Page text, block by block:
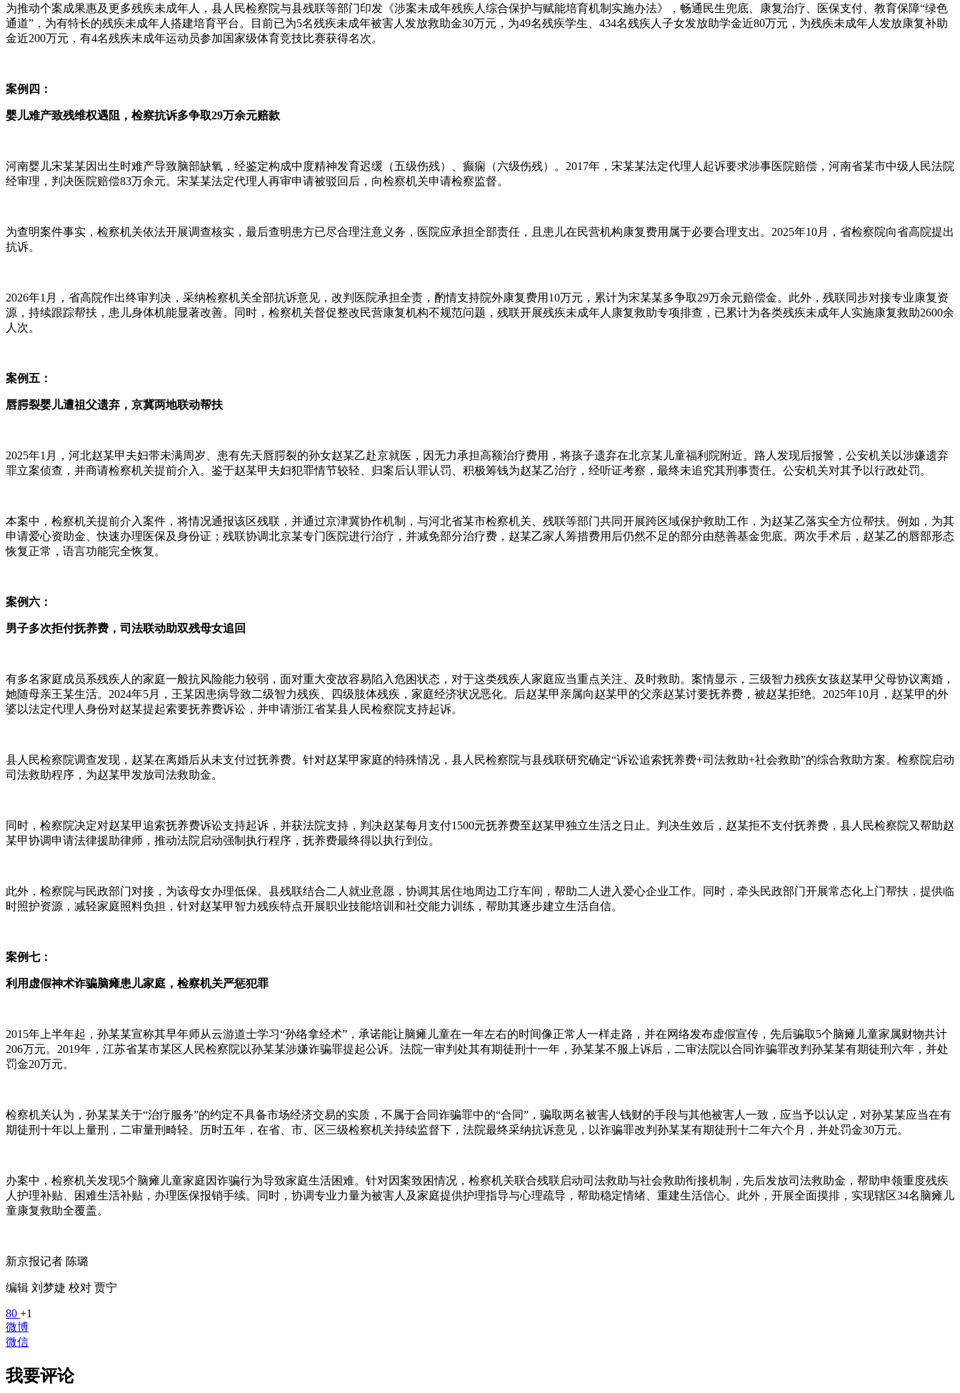
为推动个案成果惠及更多残疾未成年人，县人民检察院与县残联等部门印发《涉案未成年残疾人综合保护与赋能培育机制实施办法》，畅通民生兜底、康复治疗、医保支付、教育保障“绿色
通道”，为有特长的残疾未成年人搭建培育平台。目前已为5名残疾未成年被害人发放救助金30万元，为49名残疾学生、434名残疾人子女发放助学金近80万元，为残疾未成年人发放康复补助
金近200万元，有4名残疾未成年运动员参加国家级体育竞技比赛获得名次。
案例四：
婴儿难产致残维权遇阻，检察抗诉多争取29万余元赔款
河南婴儿宋某某因出生时难产导致脑部缺氧，经鉴定构成中度精神发育迟缓（五级伤残）、癫痫（六级伤残）。2017年，宋某某法定代理人起诉要求涉事医院赔偿，河南省某市中级人民法院
经审理，判决医院赔偿83万余元。宋某某法定代理人再审申请被驳回后，向检察机关申请检察监督。
为查明案件事实，检察机关依法开展调查核实，最后查明患方已尽合理注意义务，医院应承担全部责任，且患儿在民营机构康复费用属于必要合理支出。2025年10月，省检察院向省高院提出
抗诉。
2026年1月，省高院作出终审判决，采纳检察机关全部抗诉意见，改判医院承担全责，酌情支持院外康复费用10万元，累计为宋某某多争取29万余元赔偿金。此外，残联同步对接专业康复资
源，持续跟踪帮扶，患儿身体机能显著改善。同时，检察机关督促整改民营康复机构不规范问题，残联开展残疾未成年人康复救助专项排查，已累计为各类残疾未成年人实施康复救助2600余
人次。
案例五：
唇腭裂婴儿遭祖父遗弃，京冀两地联动帮扶
2025年1月，河北赵某甲夫妇带未满周岁、患有先天唇腭裂的孙女赵某乙赴京就医，因无力承担高额治疗费用，将孩子遗弃在北京某儿童福利院附近。路人发现后报警，公安机关以涉嫌遗弃
罪立案侦查，并商请检察机关提前介入。鉴于赵某甲夫妇犯罪情节较轻、归案后认罪认罚、积极筹钱为赵某乙治疗，经听证考察，最终未追究其刑事责任。公安机关对其予以行政处罚。
本案中，检察机关提前介入案件，将情况通报该区残联，并通过京津冀协作机制，与河北省某市检察机关、残联等部门共同开展跨区域保护救助工作，为赵某乙落实全方位帮扶。例如，为其
申请爱心资助金、快速办理医保及身份证；残联协调北京某专门医院进行治疗，并减免部分治疗费，赵某乙家人筹措费用后仍然不足的部分由慈善基金兜底。两次手术后，赵某乙的唇部形态
恢复正常，语言功能完全恢复。
案例六：
男子多次拒付抚养费，司法联动助双残母女追回
有多名家庭成员系残疾人的家庭一般抗风险能力较弱，面对重大变故容易陷入危困状态，对于这类残疾人家庭应当重点关注、及时救助。案情显示，三级智力残疾女孩赵某甲父母协议离婚，
她随母亲王某生活。2024年5月，王某因患病导致二级智力残疾、四级肢体残疾，家庭经济状况恶化。后赵某甲亲属向赵某甲的父亲赵某讨要抚养费，被赵某拒绝。2025年10月，赵某甲的外
婆以法定代理人身份对赵某提起索要抚养费诉讼，并申请浙江省某县人民检察院支持起诉。
县人民检察院调查发现，赵某在离婚后从未支付过抚养费。针对赵某甲家庭的特殊情况，县人民检察院与县残联研究确定“诉讼追索抚养费+司法救助+社会救助”的综合救助方案。检察院启动
司法救助程序，为赵某甲发放司法救助金。
同时，检察院决定对赵某甲追索抚养费诉讼支持起诉，并获法院支持，判决赵某每月支付1500元抚养费至赵某甲独立生活之日止。判决生效后，赵某拒不支付抚养费，县人民检察院又帮助赵
某甲协调申请法律援助律师，推动法院启动强制执行程序，抚养费最终得以执行到位。
此外，检察院与民政部门对接，为该母女办理低保。县残联结合二人就业意愿，协调其居住地周边工疗车间，帮助二人进入爱心企业工作。同时，牵头民政部门开展常态化上门帮扶，提供临
时照护资源，减轻家庭照料负担，针对赵某甲智力残疾特点开展职业技能培训和社交能力训练，帮助其逐步建立生活自信。
案例七：
利用虚假神术诈骗脑瘫患儿家庭，检察机关严惩犯罪
2015年上半年起，孙某某宣称其早年师从云游道士学习“孙络拿经术”，承诺能让脑瘫儿童在一年左右的时间像正常人一样走路，并在网络发布虚假宣传，先后骗取5个脑瘫儿童家属财物共计
206万元。2019年，江苏省某市某区人民检察院以孙某某涉嫌诈骗罪提起公诉。法院一审判处其有期徒刑十一年，孙某某不服上诉后，二审法院以合同诈骗罪改判孙某某有期徒刑六年，并处
罚金20万元。
检察机关认为，孙某某关于“治疗服务”的约定不具备市场经济交易的实质，不属于合同诈骗罪中的“合同”，骗取两名被害人钱财的手段与其他被害人一致，应当予以认定，对孙某某应当在有
期徒刑十年以上量刑，二审量刑畸轻。历时五年，在省、市、区三级检察机关持续监督下，法院最终采纳抗诉意见，以诈骗罪改判孙某某有期徒刑十二年六个月，并处罚金30万元。
办案中，检察机关发现5个脑瘫儿童家庭因诈骗行为导致家庭生活困难。针对因案致困情况，检察机关联合残联启动司法救助与社会救助衔接机制，先后发放司法救助金，帮助申领重度残疾
人护理补贴、困难生活补贴，办理医保报销手续。同时，协调专业力量为被害人及家庭提供护理指导与心理疏导，帮助稳定情绪、重建生活信心。此外，开展全面摸排，实现辖区34名脑瘫儿
童康复救助全覆盖。
新京报记者 陈璐
编辑 刘梦婕 校对 贾宁
80 +1
微博
微信
我要评论